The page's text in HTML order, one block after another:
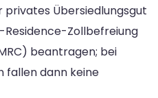
privates Übersiedlungsgut
Zollbefreiung
beantragen; bei
fallen dann keine